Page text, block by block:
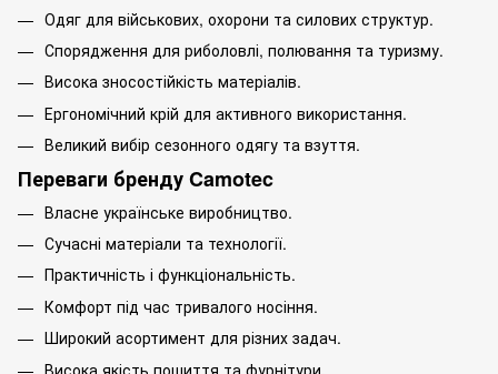
Одяг для військових, охорони та силових структур.
Спорядження для риболовлі, полювання та туризму.
Висока зносостійкість матеріалів.
Ергономічний крій для активного використання.
Великий вибір сезонного одягу та взуття.
Переваги бренду Camotec
Власне українське виробництво.
Сучасні матеріали та технології.
Практичність і функціональність.
Комфорт під час тривалого носіння.
Широкий асортимент для різних задач.
Висока якість пошиття та фурнітури.